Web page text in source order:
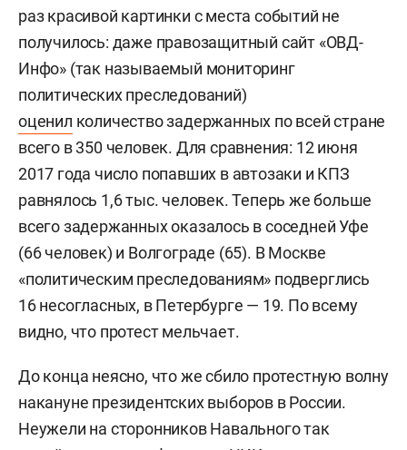
раз красивой картинки с места событий не
получилось: даже правозащитный сайт «ОВД-
Инфо» (так называемый мониторинг
политических преследований)
оценил количество задержанных по всей стране
всего в 350 человек. Для сравнения: 12 июня
2017 года число попавших в автозаки и КПЗ
равнялось 1,6 тыс. человек. Теперь же больше
всего задержанных оказалось в соседней Уфе
(66 человек) и Волгограде (65). В Москве
«политическим преследованиям» подверглись
16 несогласных, в Петербурге — 19. По всему
видно, что протест мельчает.
До конца неясно, что же сбило протестную волну
накануне президентских выборов в России.
Неужели на сторонников Навального так